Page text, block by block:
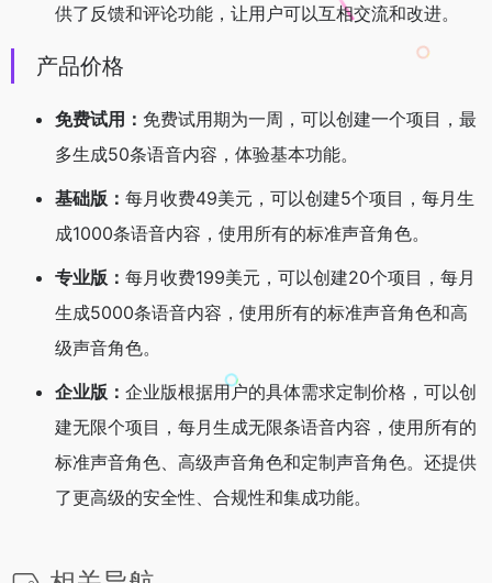
供了反馈和评论功能，让用户可以互相交流和改进。
产品价格
免费试用： 免费试用期为一周，可以创建一个项目，最
多生成50条语音内容，体验基本功能。
基础版： 每月收费49美元，可以创建5个项目，每月生
成1000条语音内容，使用所有的标准声音角色。
专业版： 每月收费199美元，可以创建20个项目，每月
生成5000条语音内容，使用所有的标准声音角色和高
级声音角色。
企业版： 企业版根据用户的具体需求定制价格，可以创
建无限个项目，每月生成无限条语音内容，使用所有的
标准声音角色、高级声音角色和定制声音角色。还提供
了更高级的安全性、合规性和集成功能。